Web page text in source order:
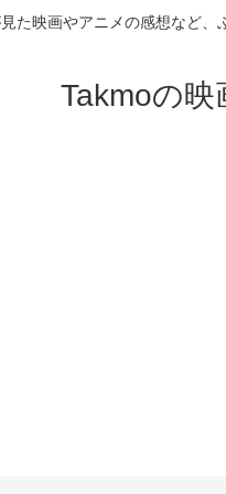
た映画やアニメの感想など、
Takmoの